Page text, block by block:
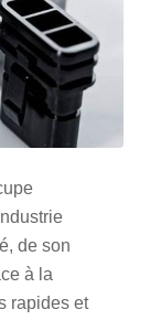
de son
à la
rapides et